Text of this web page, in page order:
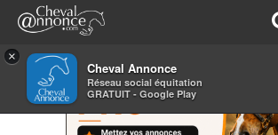
×
Cheval Annonce
Réseau social équitation
GRATUIT - Google Play